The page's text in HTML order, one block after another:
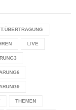
LIVE
THEMEN